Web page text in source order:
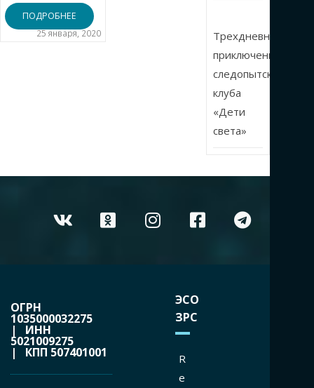
ПОДРОБНЕЕ
25 января, 2020
Трехдневные
приключения
следопытского
клуба
«Дети
света»
ОГРН
1035000032275
| ИНН
5021009275
| КПП 507401001
ЭСО
ЗРС
R
e